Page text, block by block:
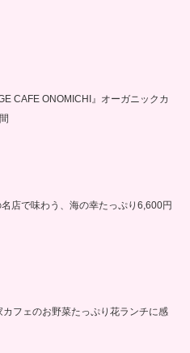
CAFE ONOMICHI』オーガニックカ
店で味わう、海の幸たっぷり6,600円
フェのお野菜たっぷり花ランチに感